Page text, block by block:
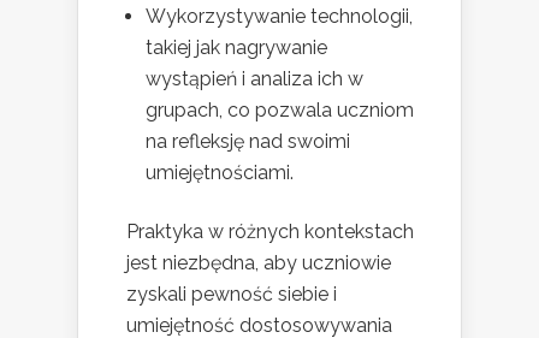
Wykorzystywanie technologii,
takiej jak nagrywanie
wystąpień i analiza ich w
grupach, co pozwala uczniom
na refleksję nad swoimi
umiejętnościami.
Praktyka w różnych kontekstach
jest niezbędna, aby uczniowie
zyskali pewność siebie i
umiejętność dostosowywania